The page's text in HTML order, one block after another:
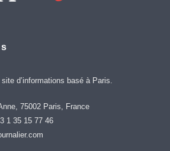
d’informations basé à Paris.
75002 Paris, France
1 35 15 77 46